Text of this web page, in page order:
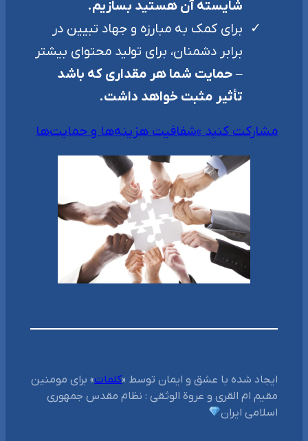
شایسته آن هستید بسازیم.
برای کمک به مبارزه و جهاد تبیین در
برابر دشمنان، برای تولید محتوای بیشتر
–حمایت شما هر مقداری که باشد
تأثیر مثبت خواهد داشت.
مشارکت کنید »شفافیت هزینه‌ها و حمایت‌ها
ایجاد شده با عشق و ایمان توسط «کلمات» برای مومنین
مقیم ام القری و عروة‌ الوثقی : نظام مقدس جمهوری
اسلامی ایران